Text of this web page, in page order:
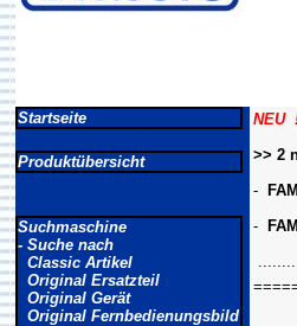
Startseite
Produktübersicht
Suchmaschine
- Suche nach
Classic Artikel
Original Ersatzteil
Original Gerät
Original Fernbedienungsbild
NEU
>> 2
-
-